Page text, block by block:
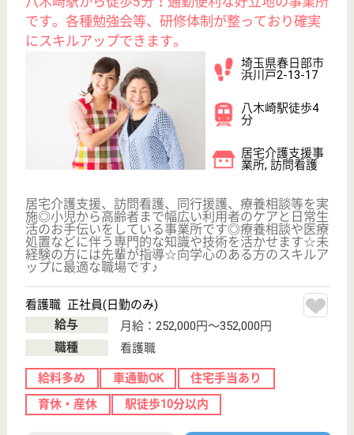
弘明寺（横浜市
営）駅徒歩2分
デイサービス,
訪問介護, 定期
巡回・夜間対応,
ご利用者が最期まで住み慣れたご自宅で暮らし続けら
れる環境づくり、 さらには地域包括ケアシステム構
築の実現のために今後もチャレンジを続けてまいりま
サービス提供責任者 正社員(日勤のみ)
月給：262,000円〜278,000円
サービス提供責任者
未経験OK
賞与4か月以上
詳細を見る WEB問合せ
横浜市最大級の社会福祉法人秀峰会が運営！大手
社会福祉法人ならではのキャリアアップ、職員と
職員家族を含めた福利厚生が魅力的です♪
港南中央駅徒歩
12分
訪問介護, 定期
巡回・夜間対応,